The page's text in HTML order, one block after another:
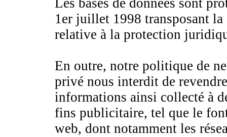
Les bases de données sont
1er juillet 1998 transposant
relative à la protection
En outre, notre politique de
privé nous interdit de
informations ainsi collecté à
fins publicitaire, tel que le
web, dont notamment les